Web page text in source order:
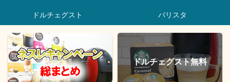
ドルチェグスト バリスタ
ドルチェグスト無料